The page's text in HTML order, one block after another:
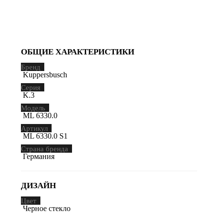
ОБЩИЕ ХАРАКТЕРИСТИКИ
Бренд
Kuppersbusch
Серия
K.3
Модель
ML 6330.0
Артикул
ML 6330.0 S1
Страна бренда
Германия
ДИЗАЙН
Цвет
Черное стекло